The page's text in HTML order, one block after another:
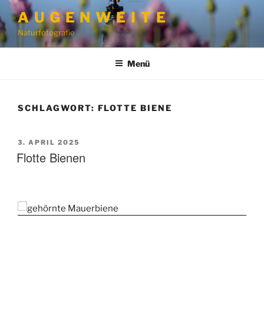
Zum
Inhalt
springen
A U G E N W E I T E
Naturfotografie
Menü
SCHLAGWORT: FLOTTE BIENE
VERÖFFENTLICHT
AM
3. APRIL 2025
Flotte Bienen